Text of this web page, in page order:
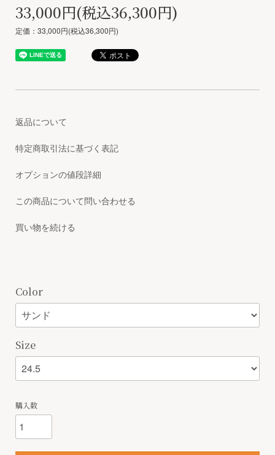
33,000円(税込36,300円)
定価：33,000円(税込36,300円)
返品について
特定商取引法に基づく表記
オプションの値段詳細
この商品について問い合わせる
買い物を続ける
Color
Size
購入数